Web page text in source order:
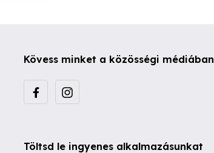
Kövess minket a közösségi médiában
Töltsd le ingyenes alkalmazásunkat